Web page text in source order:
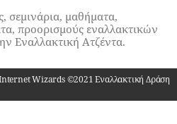
σεμινάρια, μαθήματα,
προορισμούς εναλλακτικών
Εναλλακτική Ατζέντα.
Wizards ©2021 Εναλλακτική Δράση